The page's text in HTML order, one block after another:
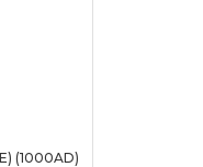
(1000AD)